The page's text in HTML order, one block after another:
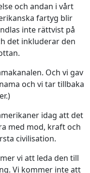
och andan i vårt
fartyg blir
inte rättvist på
det inkluderar den
Och vi gav
och vi tar tillbaka
idag att det
med mod, kraft och
civilisation.
vi att leda den till
Vi kommer inte att